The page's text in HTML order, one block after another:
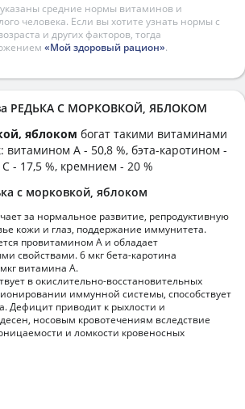
средние нормы витаминов и
человека. Если вы хотите узнать нормы с
и других факторов, тогда
«Мой здоровый рацион».
РЕДЬКА С МОРКОВКОЙ, ЯБЛОКОМ
яблоком богат такими витаминами
витамином А - 50,8 %, бэта-каротином -
- 17,5 %, кремнием - 20 %
с морковкой, яблоком
за нормальное развитие, репродуктивную
кожи и глаз, поддержание иммунитета.
провитамином А и обладает
свойствами. 6 мкг бета-каротина
витамина А.
в окислительно-восстановительных
иммунной системы, способствует
Дефицит приводит к рыхлости и
носовым кровотечениям вследствие
и ломкости кровеносных